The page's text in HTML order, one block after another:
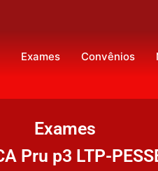
Exames Convênios
Exames
Pru p3 LTP-